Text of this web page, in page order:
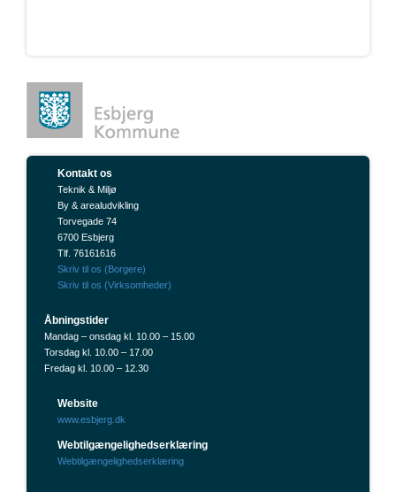
Kontakt os
Teknik & Miljø
By & arealudvikling
Torvegade 74
6700 Esbjerg
Tlf. 76161616
Skriv til os (Borgere)
Skriv til os (Virksomheder)
Åbningstider
Mandag – onsdag kl. 10.00 – 15.00
Torsdag kl. 10.00 – 17.00
Fredag kl. 10.00 – 12.30
Website
www.esbjerg.dk
Webtilgængelighedserklæring
Webtilgængelighedserklæring